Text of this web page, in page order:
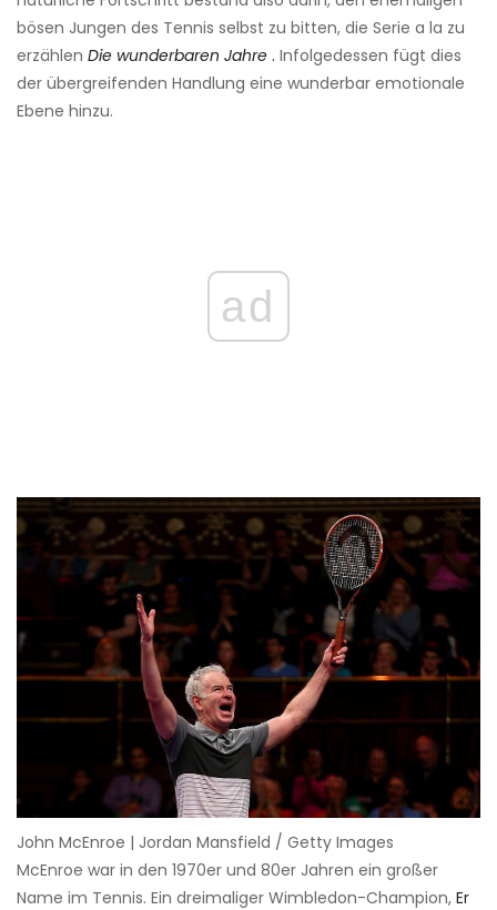
bösen Jungen des Tennis selbst zu bitten, die Serie a la zu
erzählen Die wunderbaren Jahre . Infolgedessen fügt dies
der übergreifenden Handlung eine wunderbar emotionale
Ebene hinzu.
ad
John McEnroe | Jordan Mansfield / Getty Images
McEnroe war in den 1970er und 80er Jahren ein großer
Name im Tennis. Ein dreimaliger Wimbledon-Champion, Er